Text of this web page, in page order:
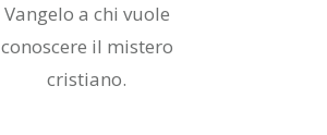
Vangelo a chi vuole
conoscere il mistero
cristiano.